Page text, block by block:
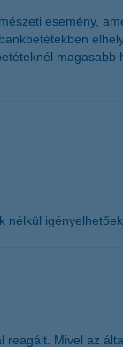
esemény,
magasabb
nélkül igényelhetőek.
reagált. Mivel az